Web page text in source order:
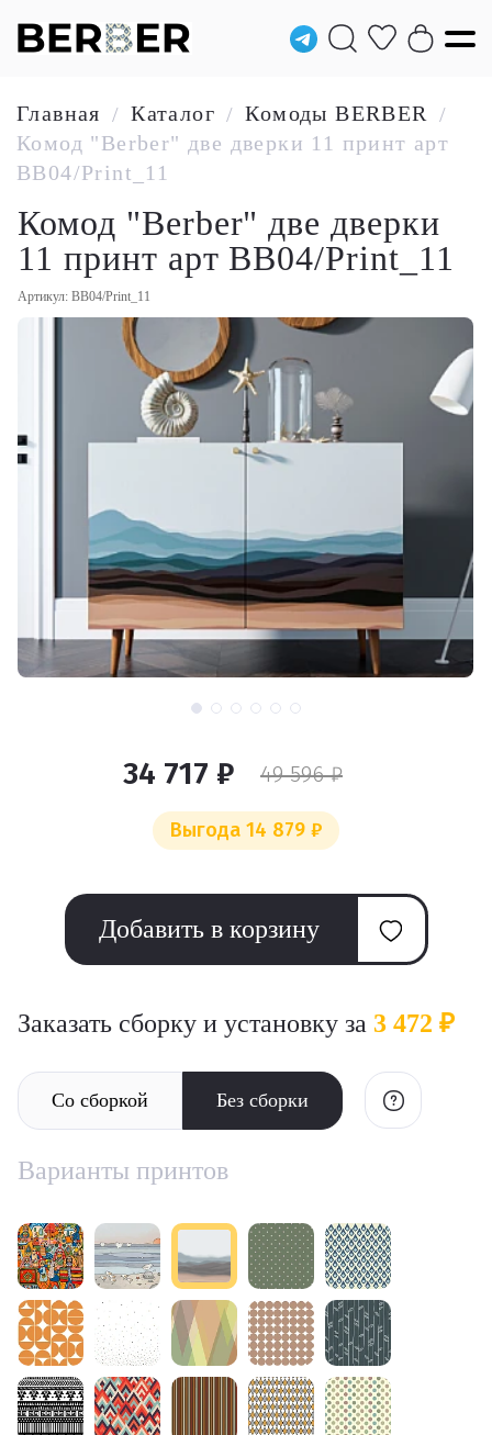
Главная / Каталог / Комоды BERBER /
Комод "Berber" две дверки 11 принт арт
BB04/Print_11
Комод "Berber" две дверки
11 принт арт BB04/Print_11
Артикул: BB04/Print_11
34 717 ₽ 49 596 ₽
Выгода 14 879 ₽
Добавить в корзину
Заказать сборку и установку за 3 472 ₽
Со сборкой Без сборки
Варианты принтов